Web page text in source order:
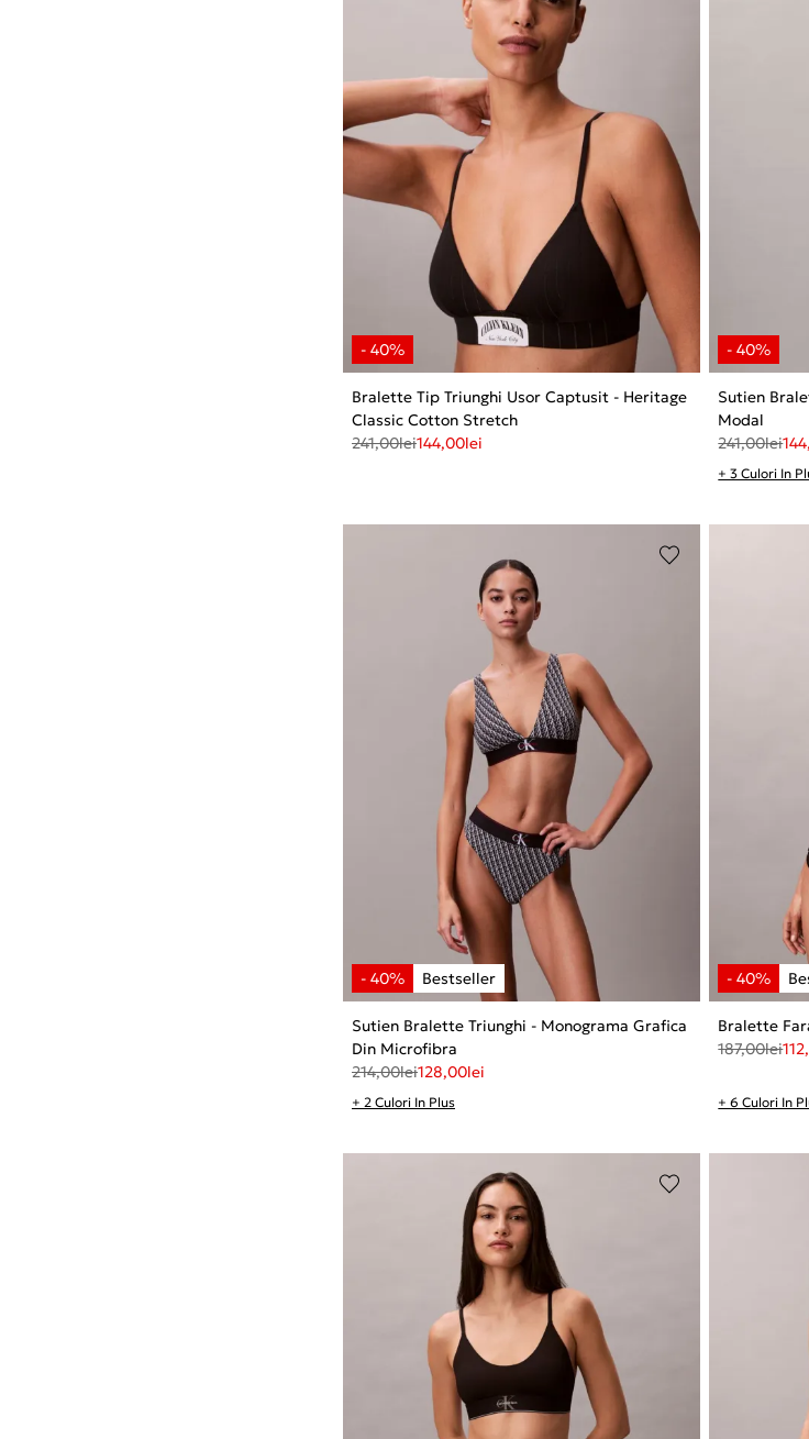
Bralette Tip Triunghi Usor Captusit - Heritage
Classic Cotton Stretch
241,00lei144,00lei
Sutien
Modal
241,00lei
+ 3 Culori In
Sutien Bralette Triunghi - Monograma Grafica
Din Microfibra
214,00lei128,00lei
+ 2 Culori In Plus
Bralette
187,00lei
+ 6 Culori In